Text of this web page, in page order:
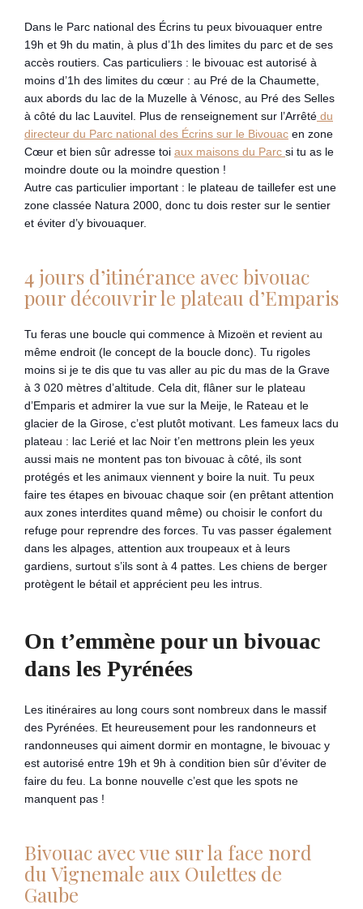
Dans le Parc national des Écrins tu peux bivouaquer entre
19h et 9h du matin, à plus d’1h des limites du parc et de ses
accès routiers. Cas particuliers : le bivouac est autorisé à
moins d’1h des limites du cœur : au Pré de la Chaumette,
aux abords du lac de la Muzelle à Vénosc, au Pré des Selles
à côté du lac Lauvitel. Plus de renseignement sur l’Arrêté du
directeur du Parc national des Écrins sur le Bivouac en zone
Cœur et bien sûr adresse toi aux maisons du Parc si tu as le
moindre doute ou la moindre question !
Autre cas particulier important : le plateau de taillefer est une
zone classée Natura 2000, donc tu dois rester sur le sentier
et éviter d’y bivouaquer.
4 jours d’itinérance avec bivouac
pour découvrir le plateau d’Emparis
Tu feras une boucle qui commence à Mizoën et revient au
même endroit (le concept de la boucle donc). Tu rigoles
moins si je te dis que tu vas aller au pic du mas de la Grave
à 3 020 mètres d’altitude. Cela dit, flâner sur le plateau
d’Emparis et admirer la vue sur la Meije, le Rateau et le
glacier de la Girose, c’est plutôt motivant. Les fameux lacs du
plateau : lac Lerié et lac Noir t’en mettrons plein les yeux
aussi mais ne montent pas ton bivouac à côté, ils sont
protégés et les animaux viennent y boire la nuit. Tu peux
faire tes étapes en bivouac chaque soir (en prêtant attention
aux zones interdites quand même) ou choisir le confort du
refuge pour reprendre des forces. Tu vas passer également
dans les alpages, attention aux troupeaux et à leurs
gardiens, surtout s’ils sont à 4 pattes. Les chiens de berger
protègent le bétail et apprécient peu les intrus.
On t’emmène pour un bivouac
dans les Pyrénées
Les itinéraires au long cours sont nombreux dans le massif
des Pyrénées. Et heureusement pour les randonneurs et
randonneuses qui aiment dormir en montagne, le bivouac y
est autorisé entre 19h et 9h à condition bien sûr d’éviter de
faire du feu. La bonne nouvelle c’est que les spots ne
manquent pas !
Bivouac avec vue sur la face nord
du Vignemale aux Oulettes de
Gaube